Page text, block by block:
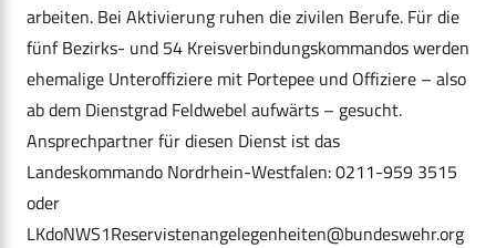
arbeiten. Bei Aktivierung ruhen die zivilen Berufe. Für die
fünf Bezirks- und 54 Kreisverbindungskommandos werden
ehemalige Unteroffiziere mit Portepee und Offiziere – also
ab dem Dienstgrad Feldwebel aufwärts – gesucht.
Ansprechpartner für diesen Dienst ist das
Landeskommando Nordrhein-Westfalen: 0211-959 3515
oder
LKdoNWS1Reservistenangelegenheiten@bundeswehr.org